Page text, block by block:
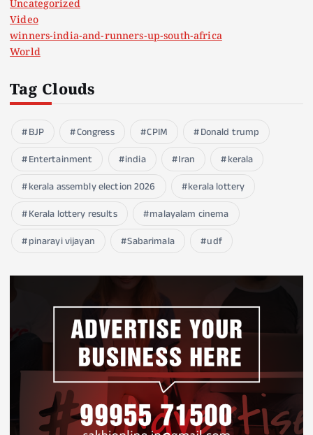
Uncategorized
Video
winners-india-and-runners-up-south-africa
World
Tag Clouds
BJP Congress CPIM
Donald trump
Entertainment
india Iran
kerala
kerala assembly election 2026
kerala lottery
Kerala lottery results
malayalam cinema
pinarayi vijayan
Sabarimala udf